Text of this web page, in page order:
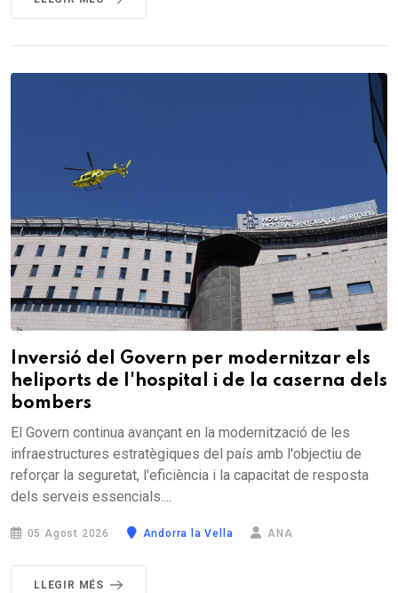
Inversió del Govern per modernitzar els
heliports de l'hospital i de la caserna dels
bombers
El Govern continua avançant en la modernització de les
infraestructures estratègiques del país amb l'objectiu de
reforçar la seguretat, l'eficiència i la capacitat de resposta
dels serveis essencials....
05 Agost 2026 Andorra la Vella ANA
LLEGIR MÉS